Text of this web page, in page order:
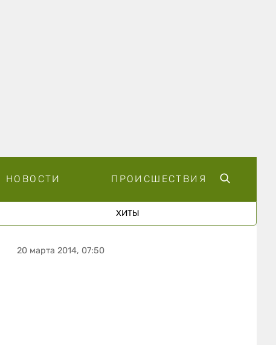
НОВОСТИ ПРОИСШЕСТВИЯ
ХИТЫ
20 марта 2014, 07:50